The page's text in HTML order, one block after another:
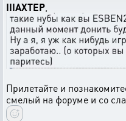
IIIAXTEP
Прилетайте и
смелый на форуме и со